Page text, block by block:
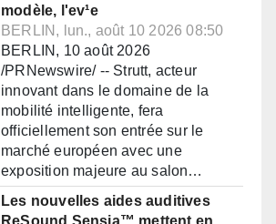
modèle, l'ev¹e
BERLIN, lun., août 10 2026 08:50
BERLIN, 10 août 2026
/PRNewswire/ -- Strutt, acteur
innovant dans le domaine de la
mobilité intelligente, fera
officiellement son entrée sur le
marché européen avec une
exposition majeure au salon…
Les nouvelles aides auditives